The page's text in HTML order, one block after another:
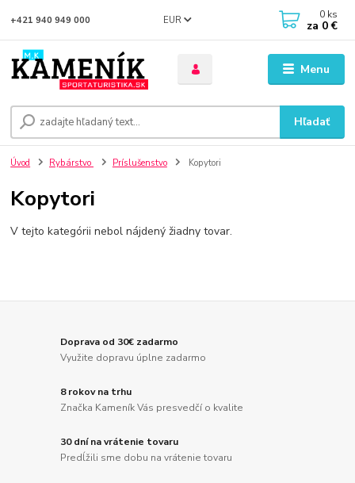
Menu
EUR
Hľadať
+421 940 949 000 0 ks
za 0 €
Úvod Rybárstvo Príslušenstvo Kopytori
Kopytori
V tejto kategórii nebol nájdený žiadny tovar.
Doprava od 30€ zadarmo
Využite dopravu úplne zadarmo
8 rokov na trhu
Značka Kameník Vás presvedčí o kvalite
30 dní na vrátenie tovaru
Predĺžili sme dobu na vrátenie tovaru